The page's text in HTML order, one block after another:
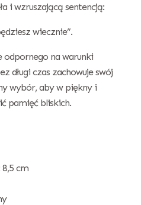
i wzruszającą sentencją:
wiecznie”.
odpornego na warunki
długi czas zachowuje swój
wybór, aby w piękny i
pamięć bliskich.
cm